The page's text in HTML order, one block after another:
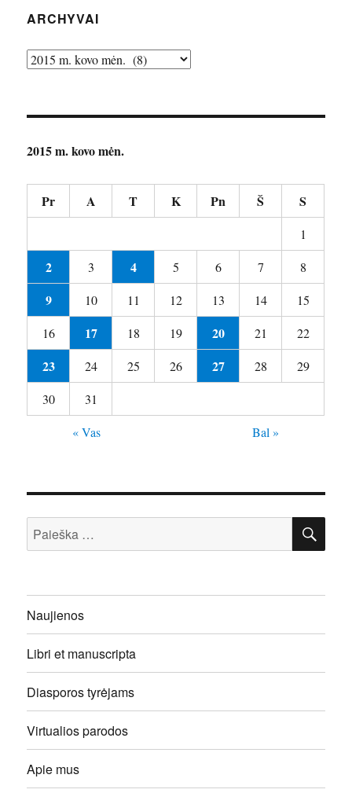
ARCHYVAI
Archyvai
2015 m. kovo mėn.
Pr A T K Pn Š S
1
2 3 4 5 6 7 8
9 10 11 12 13 14
15
16
17 18 19 20 21 22
23 24 25 26 27 28
29
30
31
« Vas
Bal »
Ieškoti:
Naujienos
Libri et manuscripta
Diasporos tyrėjams
Virtualios parodos
Apie mus